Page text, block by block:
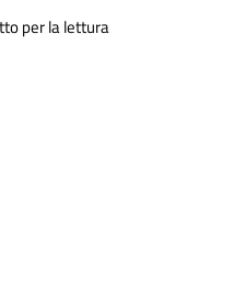
per la lettura